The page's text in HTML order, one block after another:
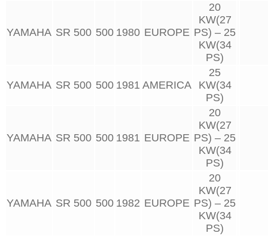
YAMAHA SR 500 500 1980 EUROPE
20
KW(27
PS) – 25
KW(34
PS)
YAMAHA SR 500 500 1981 AMERICA
25
KW(34
PS)
YAMAHA SR 500 500 1981 EUROPE
20
KW(27
PS) – 25
KW(34
PS)
YAMAHA SR 500 500 1982 EUROPE
20
KW(27
PS) – 25
KW(34
PS)